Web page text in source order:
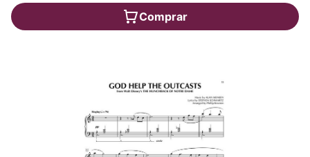
Comprar